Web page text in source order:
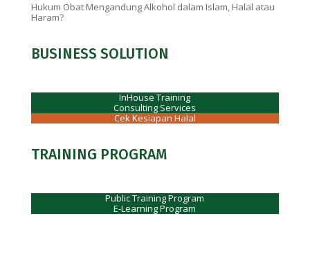
Hukum Obat Mengandung Alkohol dalam Islam, Halal atau
Haram?
BUSINESS SOLUTION
InHouse Training
Consulting Services
Cek Kesiapan Halal
TRAINING PROGRAM
Public Training Program
E-Learning Program